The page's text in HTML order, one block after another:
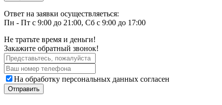
Ответ на заявки осуществляеться:
Пн - Пт с 9:00 до 21:00, Сб с 9:00 до 17:00
Не тратьте время и деньги!
Закажите обратный звонок!
На обработку персональных данных согласен